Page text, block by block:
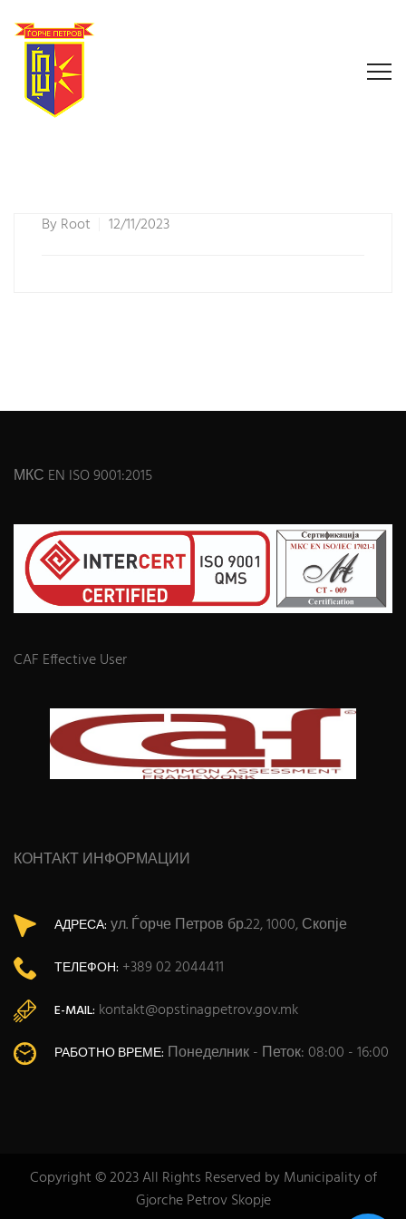
ByRoot 12/11/2023
МКС EN ISO 9001:2015
CAF Effective User
КОНТАКТ ИНФОРМАЦИИ
АДРЕСА: ул. Ѓорче Петров бр.22, 1000, Скопје
ТЕЛЕФОН: +389 02 2044411
E-MAIL: kontakt@opstinagpetrov.gov.mk
РАБОТНО ВРЕМЕ: Понеделник - Петок: 08:00 - 16:00
Copyright © 2023 All Rights Reserved by Municipality of
Gjorche Petrov Skopje